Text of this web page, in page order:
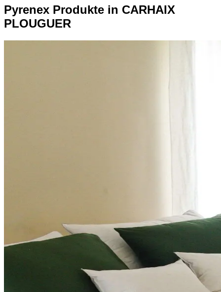
Pyrenex Produkte in CARHAIX
PLOUGUER